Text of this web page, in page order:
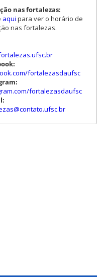
nas fortalezas:
aqui para ver o horário de
nas fortalezas.
fortalezasdaufsc
fortalezasdaufsc